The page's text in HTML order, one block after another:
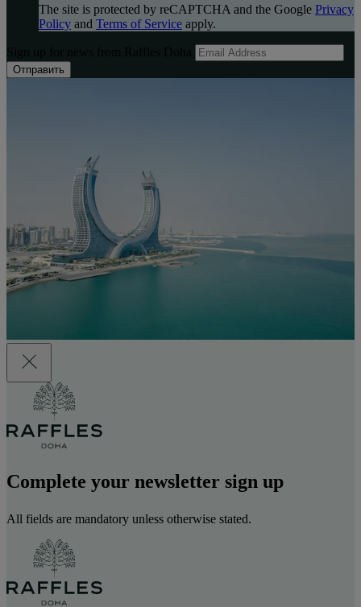
The site is protected by reCAPTCHA and the Google Privacy
Policy and Terms of Service apply.
Отправить
Complete your newsletter sign up
All fields are mandatory unless otherwise stated.